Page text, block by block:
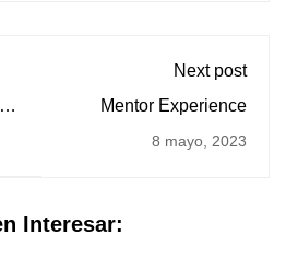
Next post
Mentor Experience
8 mayo, 2023
Interesar: